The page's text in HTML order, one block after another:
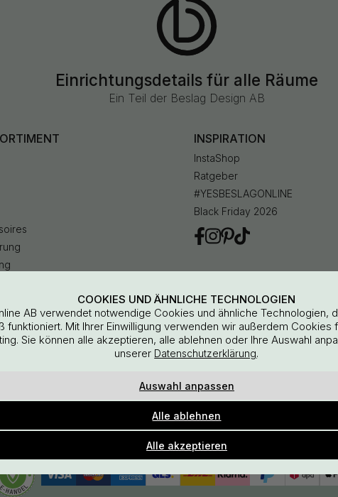
Einrichtungsdetails für alle Räume
Ein Teil der Beslag Design AB
INSPIRATION
InstaShop
Ratgeber
#YESBESLAGONLINE
Black Friday 2026
Beslag Online, Inre Kustvägen 32, 269 43 Båstad, Sweden
© 2015 - 2026 Copyright BeslagOnline i Båstad AB
COOKIES UND ÄHNLICHE TECHNOLOGIEN
AB verwendet notwendige Cookies und ähnliche Technologien,
funktioniert. Mit Ihrer Einwilligung verwenden wir außerdem Cookies
Sie können alle akzeptieren, alle ablehnen oder Ihre Auswahl
unserer Datenschutzerklärung.
Auswahl anpassen
Alle ablehnen
Alle akzeptieren